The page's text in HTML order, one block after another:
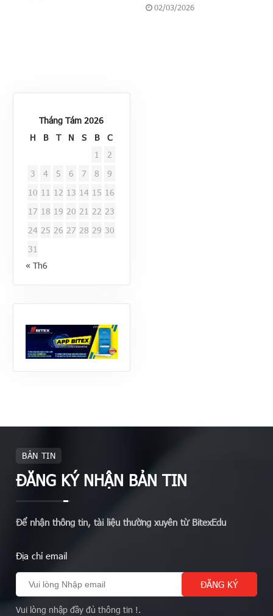
02/03/2026
Tháng Tám 2026
H
B T N S B
C
1
2
3
4 5 6 7 8
9
10 11 12 13 14 15 16
17 18 19 20 21 22 23
24 25 26 27 28 29 30
31
« Th6
BẢN TIN
ĐĂNG KÝ NHẬN BẢN TIN
Để nhận thông tin, tài liệu thường xuyên từ BitexEdu
Địa chỉ email
Vui lòng nhập đầy đủ thông tin !.